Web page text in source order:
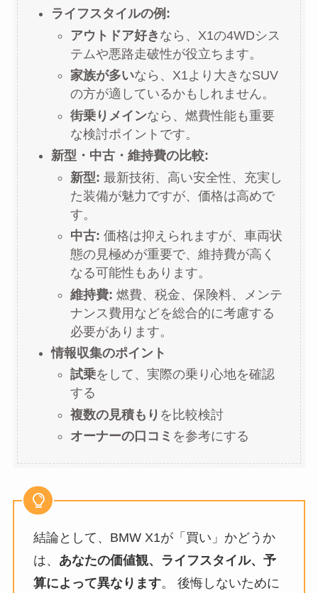
ライフスタイルの例:
アウトドア好き なら、X1の4WDシス
テムや悪路走破性が役立ちます。
家族が多いなら、X1より大きなSUV
の方が適しているかもしれません。
街乗りメインなら、燃費性能も重要
な検討ポイントです。
新型・中古・維持費の比較:
新型: 最新技術、高い安全性、充実し
た装備が魅力ですが、価格は高めで
す。
中古: 価格は抑えられますが、車両状
態の見極めが重要で、維持費が高く
なる可能性もあります。
維持費: 燃費、税金、保険料、メンテ
ナンス費用などを総合的に考慮する
必要があります。
情報収集のポイント
試乗をして、実際の乗り心地を確認
する
複数の見積もり を比較検討
オーナーの口コミ を参考にする
結論として、BMW X1が「買い」かどうか
は、 あなたの価値観、ライフスタイル、予
算によって異なります。 後悔しないために